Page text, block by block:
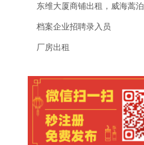
东维大厦商铺出租，威海蒿泊
档案企业招聘录入员
厂房出租